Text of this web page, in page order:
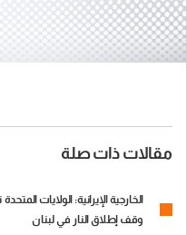
مقالات ذات صلة
الخارجية الإيرانية: الولايات
وقف إطلاق النار في لبنان